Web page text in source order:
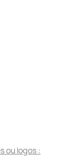
ou logos :